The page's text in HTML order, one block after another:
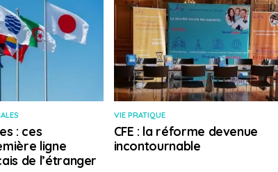
: ces
ligne
de l’étranger
VIE PRATIQUE
CFE : la réforme devenue
incontournable